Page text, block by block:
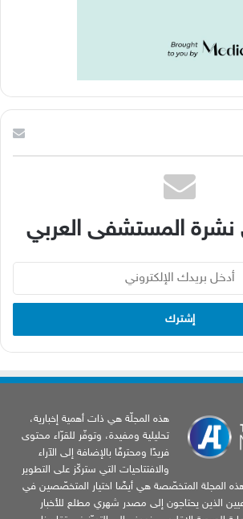
المستشفى العربي
هذه المجلّة هي ذات أهمية إخبارية،
تحليلية ومفيدة، وتوفّر للقرّاء محتوى
فريدًا ومحترفًا بالإضافة إلى الآراء
والافتتاحيات التي ستركّز على التطوير
المجلة المتخصّصة هي أيضًا اختيار المتخصّصين في
الذين يحتاجون إلى مصدر شهري مطلع للأخبار